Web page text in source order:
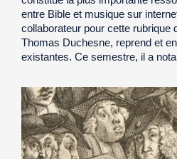
entre Bible et musique sur
collaborateur pour cette rubrique
Thomas Duchesne, reprend et
existantes. Ce semestre, il a